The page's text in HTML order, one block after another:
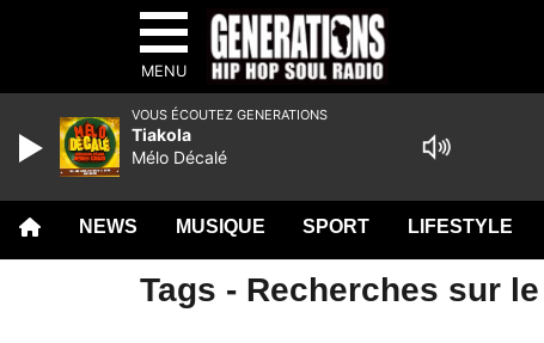
MENU
NEWS MUSIQUE SPORT LIFESTYLE
Tags - Recherches sur
VOUS ÉCOUTEZ GENERATIONS
Tiakola
Mélo Décalé